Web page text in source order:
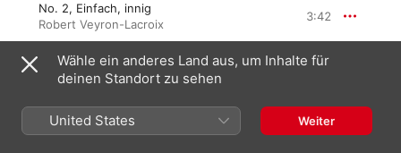
No. 2, Einfach, innig
Robert Veyron-Lacroix
3:42
No. 3, Nicht schnell
Robert Veyron-Lacroix
4:36
FRÉDÉRIC CHOPIN 5:07
Wähle ein anderes Land aus, um Inhalte für
deinen Standort zu sehen
United States Weiter